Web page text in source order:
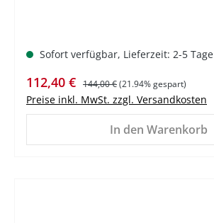
Sofort verfügbar, Lieferzeit: 2-5 Tage
Verkaufspreis:
112,40 € Regulärer Preis:
144,00 €(21.94% gespart)
Preise inkl. MwSt. zzgl. Versandkosten
In den Warenkorb